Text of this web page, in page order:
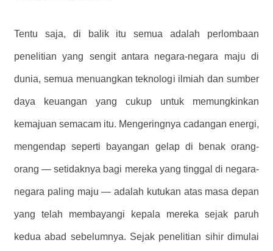
Tentu saja, di balik itu semua adalah perlombaan
penelitian yang sengit antara negara-negara maju di
dunia, semua menuangkan teknologi ilmiah dan sumber
daya keuangan yang cukup untuk memungkinkan
kemajuan semacam itu. Mengeringnya cadangan energi,
mengendap seperti bayangan gelap di benak orang-
orang — setidaknya bagi mereka yang tinggal di negara-
negara paling maju — adalah kutukan atas masa depan
yang telah membayangi kepala mereka sejak paruh
kedua abad sebelumnya. Sejak penelitian sihir dimulai